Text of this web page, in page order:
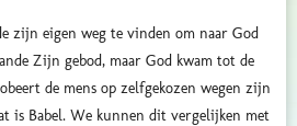
zijn eigen weg te vinden om naar God
Zijn gebod, maar God kwam tot de
de mens op zelfgekozen wegen zijn
is Babel. We kunnen dit vergelijken met